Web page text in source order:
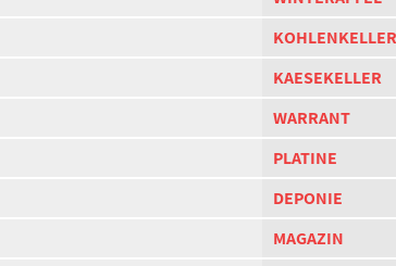
KOHLENKELLER
KAESEKELLER
WARRANT
PLATINE
DEPONIE
MAGAZIN